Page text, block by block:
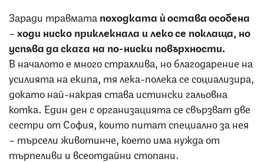
Заради травмата походката ѝ остава особена
–ходи ниско приклекнала и леко се поклаща, но
успява да скача на по-ниски повърхности.
В началото е много страхлива, но благодарение на
усилията на екипа, тя лека-полека се социализира,
докато най-накрая става истински гальовна
котка. Един ден с организацията се свързват две
сестри от София, които питат специално за нея
– търсели животинче, което има нужда от
търпеливи и всеотдайни стопани.